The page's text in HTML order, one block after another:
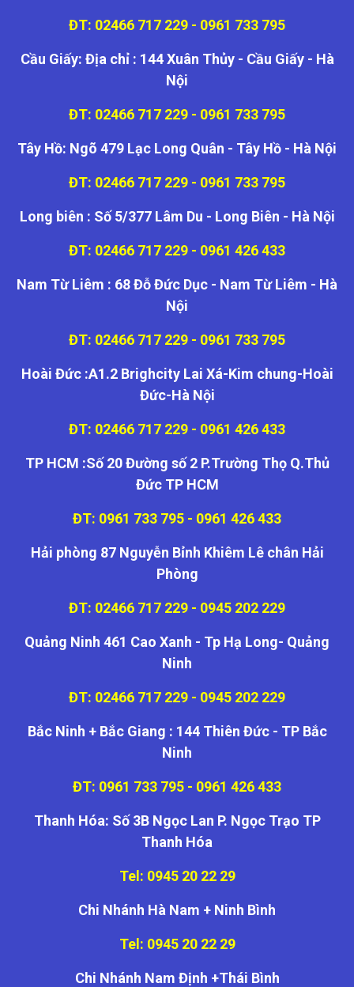
ĐT: 02466 717 229 - 0961 733 795
Cầu Giấy: Địa chỉ : 144 Xuân Thủy - Cầu Giấy - Hà
Nội
ĐT: 02466 717 229 - 0961 733 795
Tây Hồ: Ngõ 479 Lạc Long Quân - Tây Hồ - Hà Nội
ĐT: 02466 717 229 - 0961 733 795
Long biên : Số 5/377 Lâm Du - Long Biên - Hà Nội
ĐT: 02466 717 229 - 0961 426 433
Nam Từ Liêm : 68 Đỗ Đức Dục - Nam Từ Liêm - Hà
Nội
ĐT: 02466 717 229 - 0961 733 795
Hoài Đức :A1.2 Brighcity Lai Xá-Kim chung-Hoài
Đức-Hà Nội
ĐT: 02466 717 229 - 0961 426 433
TP HCM :Số 20 Đường số 2 P.Trường Thọ Q.Thủ
Đức TP HCM
ĐT: 0961 733 795 - 0961 426 433
Hải phòng 87 Nguyễn Bỉnh Khiêm Lê chân Hải
Phòng
ĐT: 02466 717 229 - 0945 202 229
Quảng Ninh 461 Cao Xanh - Tp Hạ Long- Quảng
Ninh
ĐT: 02466 717 229 - 0945 202 229
Bắc Ninh + Bắc Giang : 144 Thiên Đức - TP Bắc
Ninh
ĐT: 0961 733 795 - 0961 426 433
Thanh Hóa: Số 3B Ngọc Lan P. Ngọc Trạo TP
Thanh Hóa
Tel: 0945 20 22 29
Chi Nhánh Hà Nam + Ninh Bình
Tel: 0945 20 22 29
Chi Nhánh Nam Định +Thái Bình